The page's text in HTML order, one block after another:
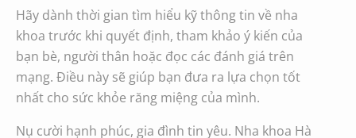
Hãy dành thời gian tìm hiểu kỹ thông tin về nha
khoa trước khi quyết định, tham khảo ý kiến của
bạn bè, người thân hoặc đọc các đánh giá trên
mạng. Điều này sẽ giúp bạn đưa ra lựa chọn tốt
nhất cho sức khỏe răng miệng của mình.
Nụ cười hạnh phúc, gia đình tin yêu. Nha khoa Hà